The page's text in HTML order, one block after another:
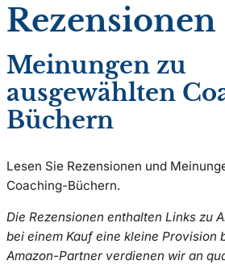
Rezensionen
Meinungen zu
ausgewählten
Büchern
Lesen Sie Rezensionen und
Coaching-Büchern.
Die Rezensionen enthalten Links zu
bei einem Kauf eine kleine Provision
Amazon-Partner verdienen wir an